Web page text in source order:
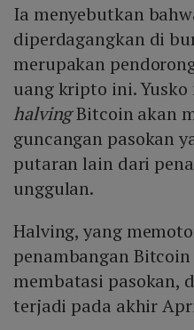
Ia menyebutkan
diperdagangkan di
merupakan
uang kripto ini.
halvingBitcoin akan
guncangan pasokan
putaran lain dari
unggulan.
Halving, yang
penambangan
membatasi pasokan,
terjadi pada akhir